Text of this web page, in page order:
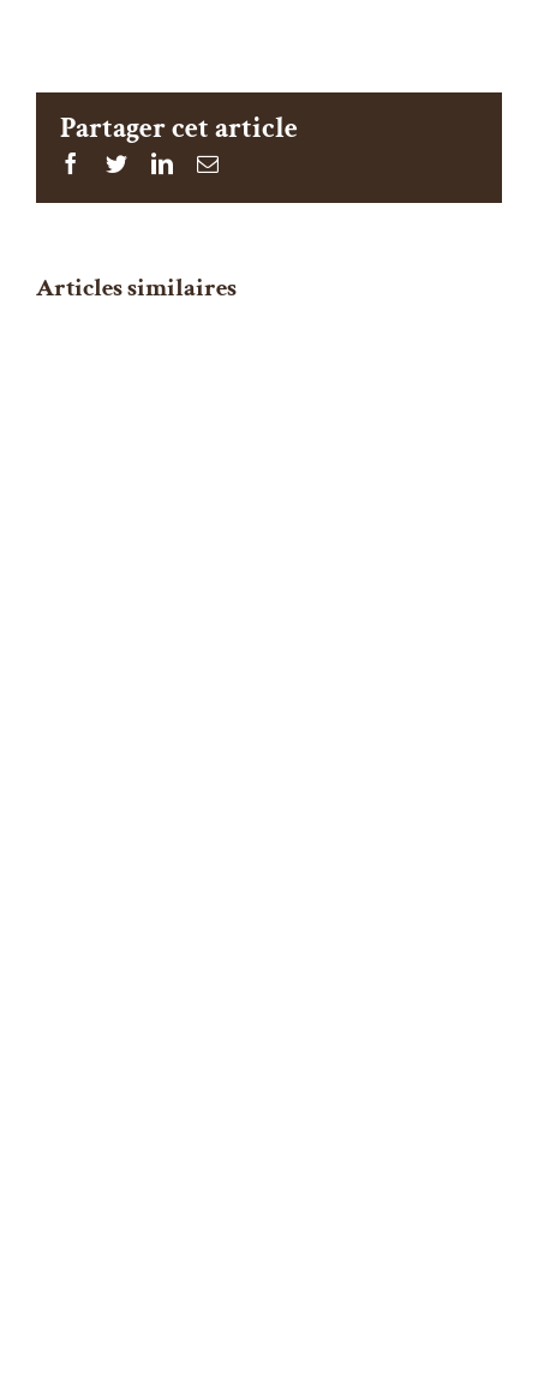
Partager cet article
Facebook
TwitterLinkedinEmail
Articles similaires